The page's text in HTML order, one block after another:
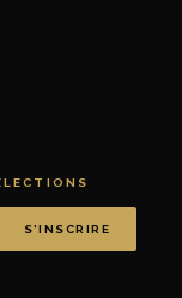
S’INSCRIRE